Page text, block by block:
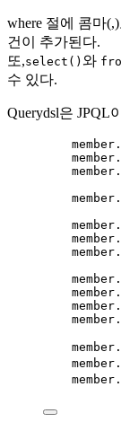
where 절에 콤마
건이 추가된다.
또,select() 와
수 있다.
Querydsl은 JPQL
member .
member .
member .
member .
member .
member .
member .
member .
member .
member .
member .
member .
member .
member .